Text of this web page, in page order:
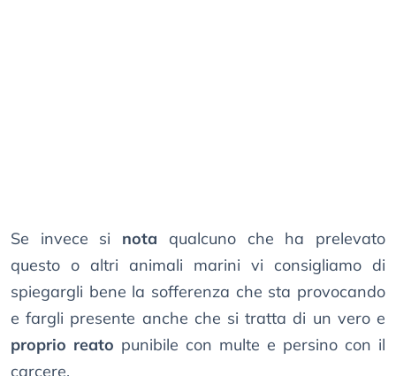
Se invece si nota qualcuno che ha prelevato
questo o altri animali marini vi consigliamo di
spiegargli bene la sofferenza che sta provocando
e fargli presente anche che si tratta di un vero e
proprio reato punibile con multe e persino con il
carcere.